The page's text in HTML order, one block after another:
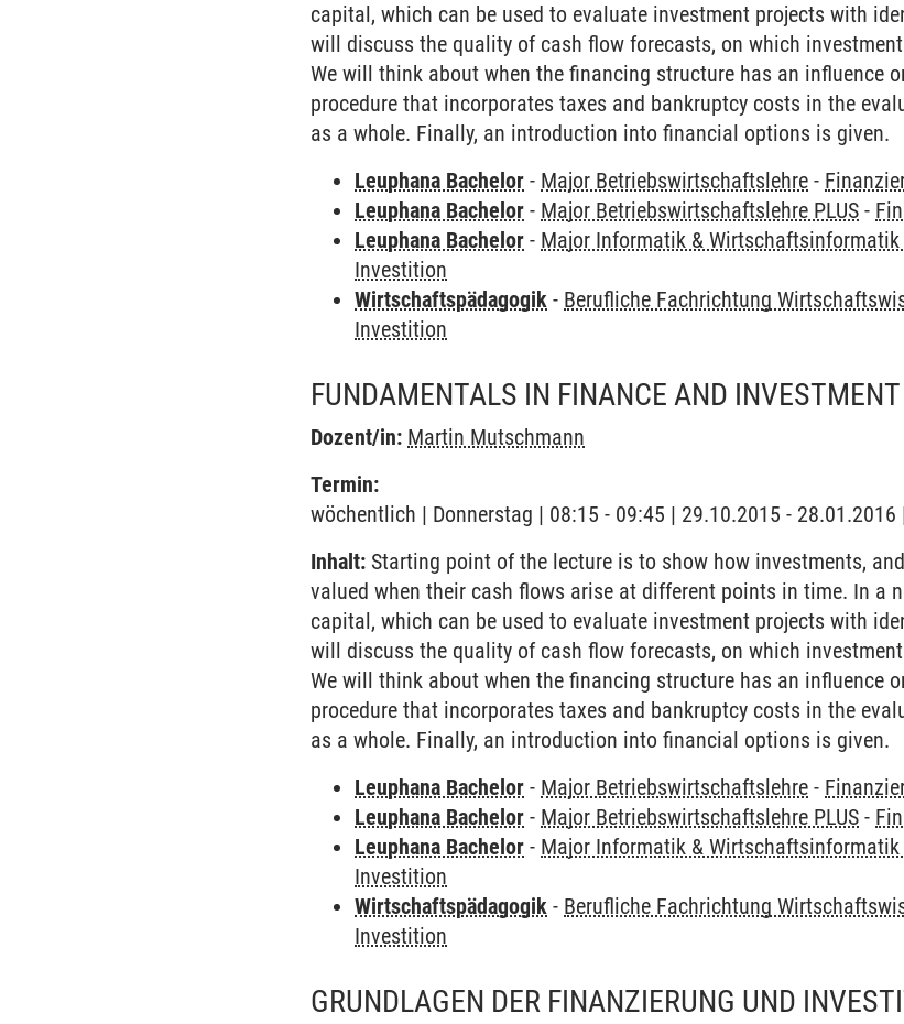
capital, which can be used to evaluate investment projects with
will discuss the quality of cash flow forecasts, on which
We will think about when the financing structure has an influence
procedure that incorporates taxes and bankruptcy costs in the
as a whole. Finally, an introduction into financial options is given.
Leuphana Bachelor - Major Betriebswirtschaftslehre -
Leuphana Bachelor - Major Betriebswirtschaftslehre PLUS -
Leuphana Bachelor - Major Informatik &
Investition
Wirtschaftspädagogik - Berufliche Fachrichtung
Investition
FUNDAMENTALS IN FINANCE AND INVESTMENT
Dozent/in: Martin Mutschmann
Termin:
wöchentlich | Donnerstag | 08:15 - 09:45 | 29.10.2015 - 28.01.2016
Inhalt: Starting point of the lecture is to show how investments,
valued when their cash flows arise at different points in time. In a
capital, which can be used to evaluate investment projects with
will discuss the quality of cash flow forecasts, on which
We will think about when the financing structure has an influence
procedure that incorporates taxes and bankruptcy costs in the
as a whole. Finally, an introduction into financial options is given.
Leuphana Bachelor - Major Betriebswirtschaftslehre -
Leuphana Bachelor - Major Betriebswirtschaftslehre PLUS -
Leuphana Bachelor - Major Informatik &
Investition
Wirtschaftspädagogik - Berufliche Fachrichtung
Investition
GRUNDLAGEN DER FINANZIERUNG UND